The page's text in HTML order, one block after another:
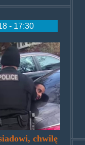
- 17:30
chwilę